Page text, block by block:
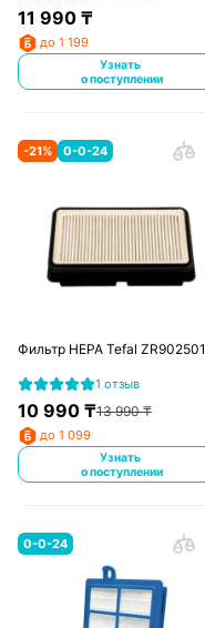
11 990₸
до 1 199
Узнать
о поступлении
-21% 0-0-24
Фильтр HEPA Tefal ZR902501
1 отзыв
10 990₸13 990₸
до 1 099
Узнать
о поступлении
0-0-24